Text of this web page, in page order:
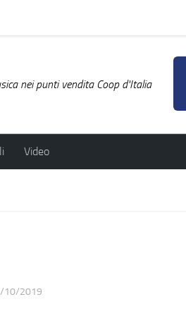
nei punti vendita Coop d'Italia
Video
10/2019